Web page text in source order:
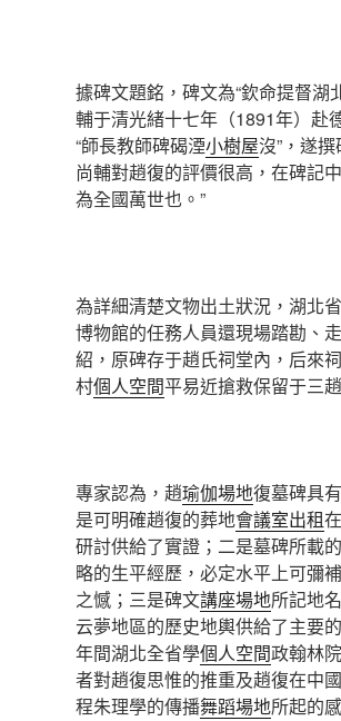
據碑文題銘，碑文為“欽命提督湖
輔于清光緒十七年（1891年）赴
“師長教師碑碣湮小樹屋沒”，遂
尚輔對趙復的評價很高，在碑記
為全國萬世也。”
為詳細清楚文物出土狀況，湖北
博物館的任務人員還現場踏勘、
紹，原碑存于趙氏祠堂內，后來
村個人空間平易近搶救保留于三
專家認為，趙瑜伽場地復墓碑具
是可明確趙復的葬地會議室出租
研討供給了實證；二是墓碑所載
略的生平經歷，必定水平上可彌
之憾；三是碑文講座場地所記地
云夢地區的歷史地輿供給了主要
年間湖北全省學個人空間政翰林
者對趙復思惟的推重及趙復在中
程朱理學的傳播舞蹈場地所起的